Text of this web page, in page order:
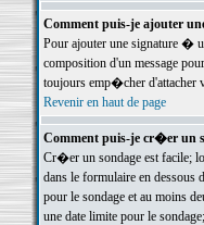
Comment puis-je ajouter
Pour ajouter une signature �
composition d'un message
toujours emp�cher d'attacher
Revenir en haut de page
Comment puis-je cr�er un
Cr�er un sondage est facile;
dans le formulaire en dessous
pour le sondage et au moins
une date limite pour le